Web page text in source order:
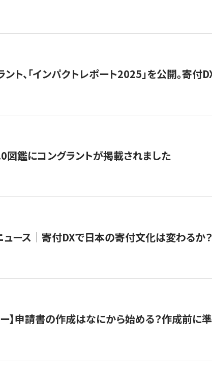
ト、「インパクトレポート2025」を公開。寄
図鑑にコングラントが掲載されました
ース｜寄付DXで日本の寄付文化は変わるか
】申請書の作成はなにから始める？作成前に